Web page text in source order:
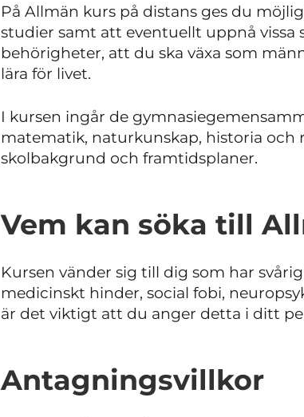
På Allmän kurs på distans ges du
studier samt att eventuellt uppnå vissa
behörigheter, att du ska växa som
lära för livet.
I kursen ingår de
matematik, naturkunskap, historia och
skolbakgrund och framtidsplaner.
Vem kan söka till
Kursen vänder sig till dig som har
medicinskt hinder, social fobi,
är det viktigt att du anger detta i ditt
Antagningsvillkor